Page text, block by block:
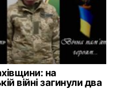
на
війні загинули два